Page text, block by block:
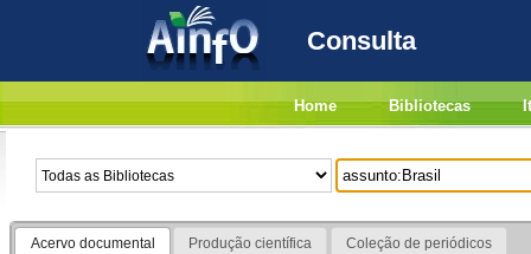
Consulta
Home Bibliotecas
Acervo documental Produção científica Coleção de periódicos